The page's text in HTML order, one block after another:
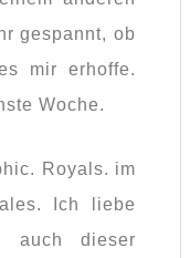
gespannt, ob
mir erhoffe.
Woche.
Royals. im
Ich liebe
auch dieser